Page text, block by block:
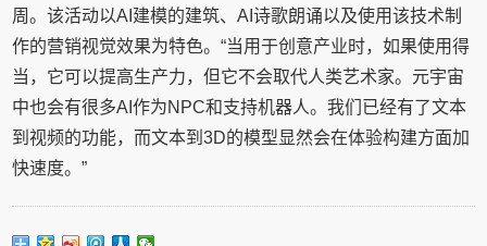
周。该活动以AI建模的建筑、AI诗歌朗诵以及使用该技术制
作的营销视觉效果为特色。“当用于创意产业时，如果使用得
当，它可以提高生产力，但它不会取代人类艺术家。元宇宙
中也会有很多AI作为NPC和支持机器人。我们已经有了文本
到视频的功能，而文本到3D的模型显然会在体验构建方面加
快速度。”